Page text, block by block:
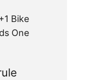
Bike
One